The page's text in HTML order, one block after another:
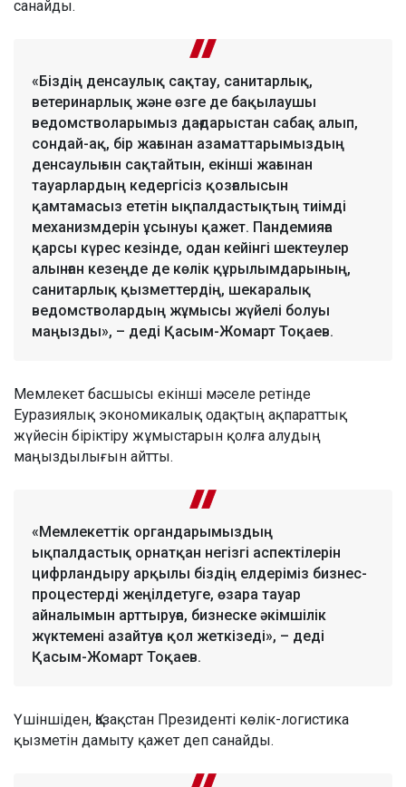
санайды.
«Біздің денсаулық сақтау, санитарлық,
ветеринарлық және өзге де бақылаушы
ведомстволарымыз дағдарыстан сабақ алып,
сондай-ақ, бір жағынан азаматтарымыздың
денсаулығын сақтайтын, екінші жағынан
тауарлардың кедергісіз қозғалысын
қамтамасыз ететін ықпалдастықтың тиімді
механизмдерін ұсынуы қажет. Пандемияға
қарсы күрес кезінде, одан кейінгі шектеулер
алынған кезеңде де көлік құрылымдарының,
санитарлық қызметтердің, шекаралық
ведомстволардың жұмысы жүйелі болуы
маңызды», – деді Қасым-Жомарт Тоқаев.
Мемлекет басшысы екінші мәселе ретінде
Еуразиялық экономикалық одақтың ақпараттық
жүйесін біріктіру жұмыстарын қолға алудың
маңыздылығын айтты.
«Мемлекеттік органдарымыздың
ықпалдастық орнатқан негізгі аспектілерін
цифрландыру арқылы біздің елдеріміз бизнес-
процестерді жеңілдетуге, өзара тауар
айналымын арттыруға, бизнеске әкімшілік
жүктемені азайтуға қол жеткізеді», – деді
Қасым-Жомарт Тоқаев.
Үшіншіден, Қазақстан Президенті көлік-логистика
қызметін дамыту қажет деп санайды.